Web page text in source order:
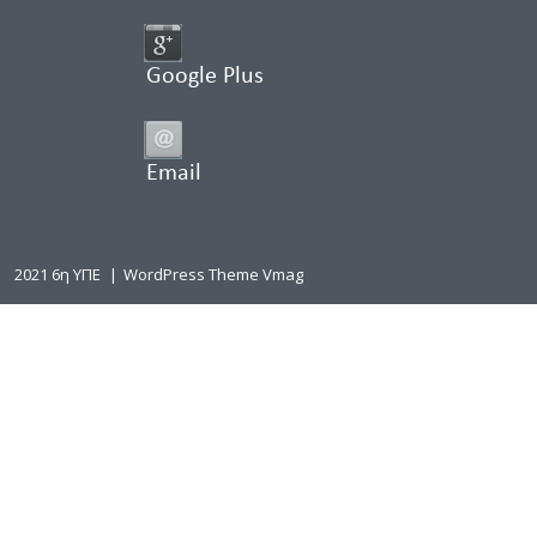
Google Plus
Email
2021 6η ΥΠΕ | WordPress Theme Vmag